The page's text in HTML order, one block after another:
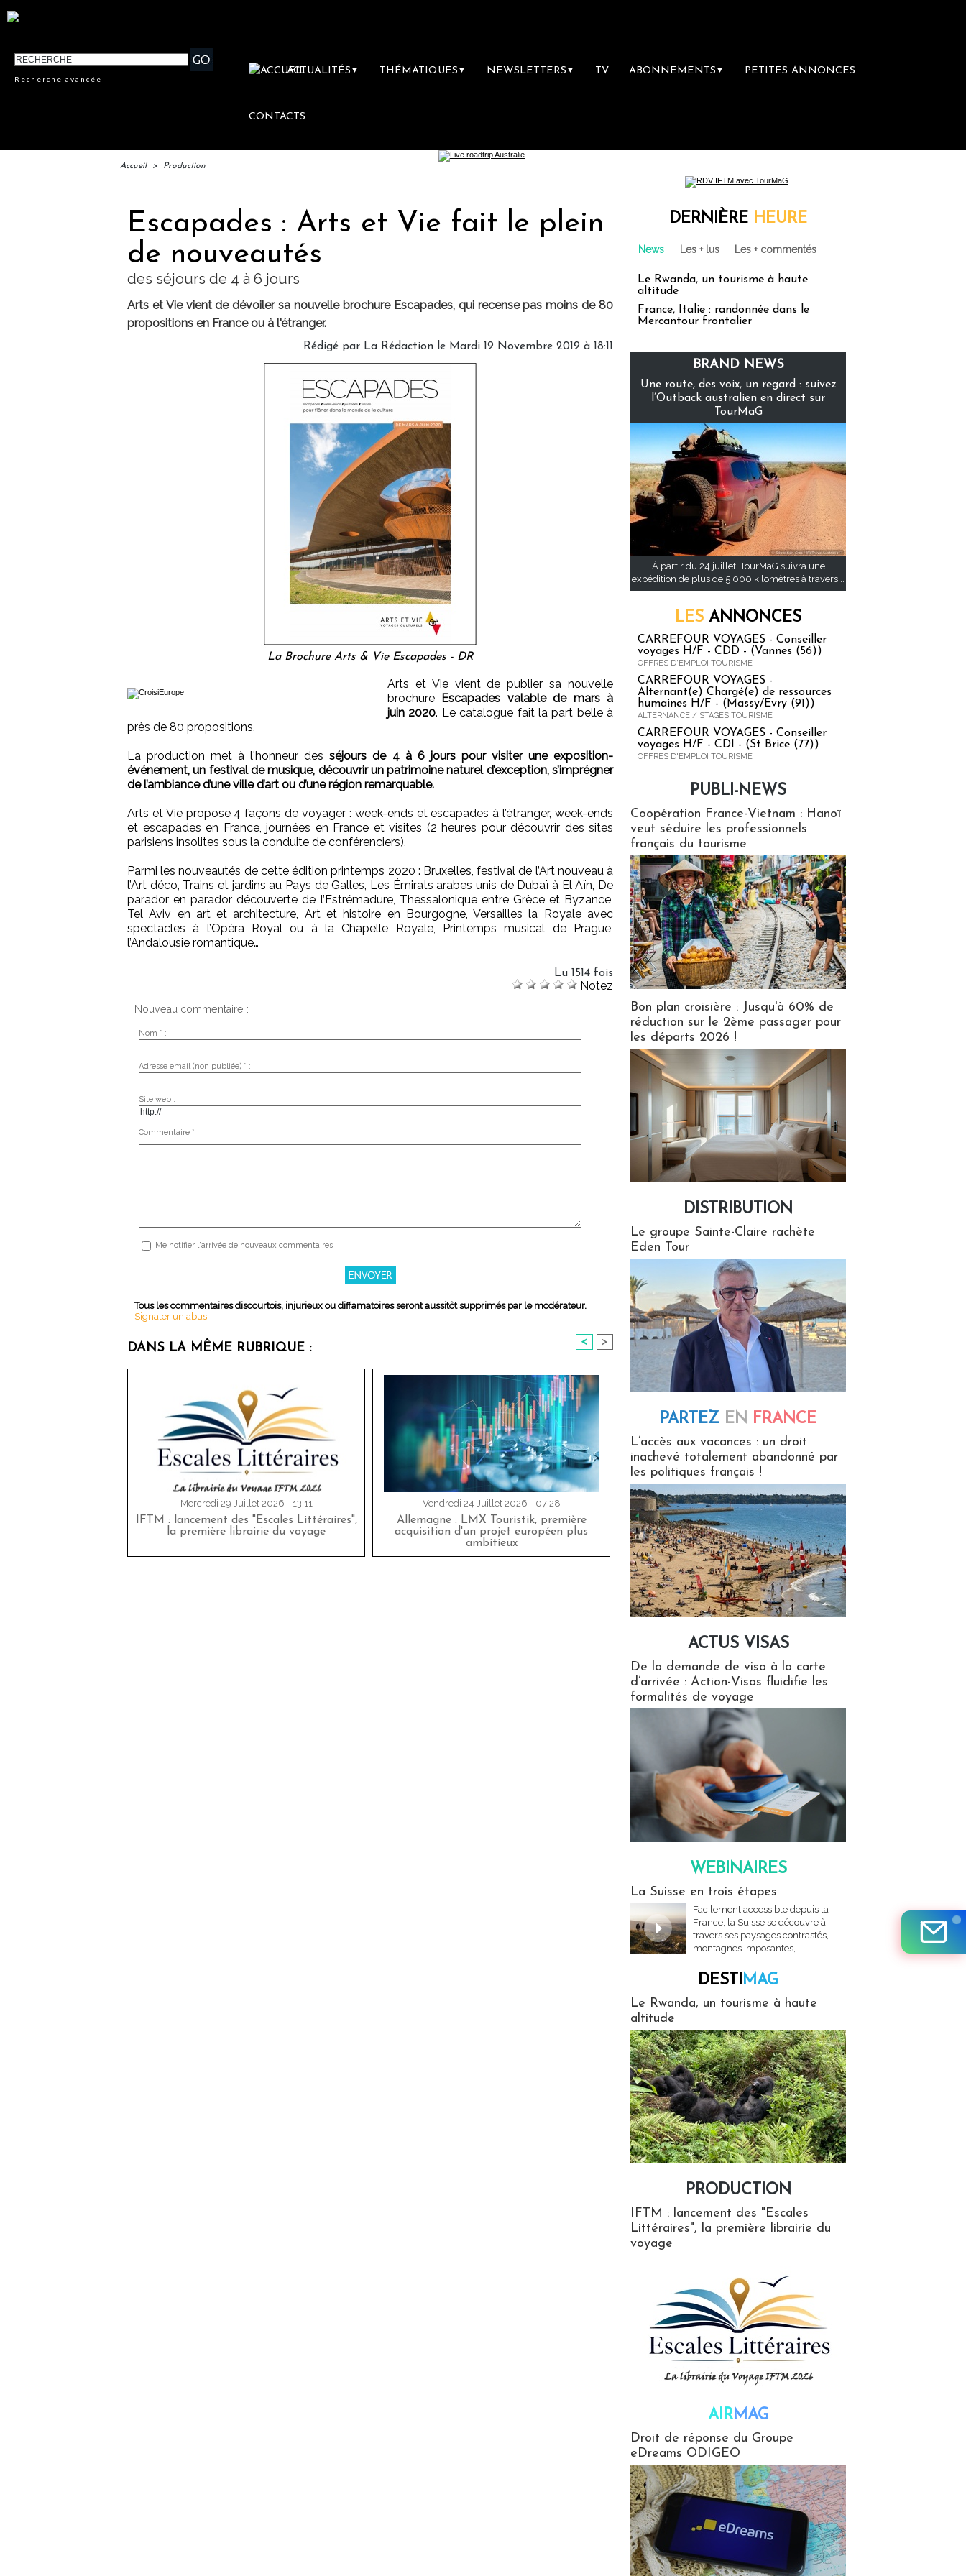
Recherche avancée
ACTUALITÉS ▼ THÉMATIQUES ▼ NEWSLETTERS ▼ TV ABONNEMENTS ▼ PETITES ANNONCES
CONTACTS
Accueil > Production
Escapades : Arts et Vie fait le plein
de nouveautés
des séjours de 4 à 6 jours
Arts et Vie vient de dévoiler sa nouvelle brochure Escapades, qui recense pas moins de 80
propositions en France ou à l'étranger.
Rédigé par La Rédaction le Mardi 19 Novembre 2019 à 18:11
La Brochure Arts & Vie Escapades - DR
Arts et Vie vient de publier sa nouvelle
brochure Escapades valable de mars à
juin 2020. Le catalogue fait la part belle à
près de 80 propositions.
La production met à l'honneur desséjours de 4 à 6 jours pour visiter une exposition-
événement, un festival de musique, découvrir un patrimoine naturel d’exception, s’imprégner
de l’ambiance d’une ville d’art ou d’une région remarquable.
Arts et Vie propose 4 façons de voyager : week-ends et escapades à l’étranger, week-ends
et escapades en France, journées en France et visites (2 heures pour découvrir des sites
parisiens insolites sous la conduite de conférenciers).
Parmi les nouveautés de cette édition printemps 2020 : Bruxelles, festival de l’Art nouveau à
l’Art déco, Trains et jardins au Pays de Galles, Les Émirats arabes unis de Dubaï à El Aïn, De
parador en parador découverte de l’Estrémadure, Thessalonique entre Grèce et Byzance,
Tel Aviv en art et architecture, Art et histoire en Bourgogne, Versailles la Royale avec
spectacles à l’Opéra Royal ou à la Chapelle Royale, Printemps musical de Prague,
l’Andalousie romantique…
Lu 1514 fois
Notez
Nouveau commentaire :
Nom * :
Adresse email (non publiée) * :
Site web :
Commentaire * :
Me notifier l'arrivée de nouveaux commentaires
Tous les commentaires discourtois, injurieux ou diffamatoires seront aussitôt supprimés par le modérateur.
Signaler un abus
DANS LA MÊME RUBRIQUE : < >
Mercredi 29 Juillet 2026 - 13:11
IFTM : lancement des "Escales Littéraires",
la première librairie du voyage
Vendredi 24 Juillet 2026 - 07:28
Allemagne : LMX Touristik, première
acquisition d'un projet européen plus
ambitieux
DERNIÈRE HEURE
News Les + lus Les + commentés
Le Rwanda, un tourisme à haute
altitude
France, Italie : randonnée dans le
Mercantour frontalier
BRAND NEWS
Une route, des voix, un regard : suivez
l’Outback australien en direct sur
TourMaG
À partir du 24 juillet, TourMaG suivra une
expédition de plus de 5 000 kilomètres à travers...
LES ANNONCES
CARREFOUR VOYAGES - Conseiller
voyages H/F - CDD - (Vannes (56))
OFFRES D'EMPLOI TOURISME
CARREFOUR VOYAGES -
Alternant(e) Chargé(e) de ressources
humaines H/F - (Massy/Evry (91))
ALTERNANCE / STAGES TOURISME
CARREFOUR VOYAGES - Conseiller
voyages H/F - CDI - (St Brice (77))
OFFRES D'EMPLOI TOURISME
PUBLI-NEWS
Coopération France-Vietnam : Hanoï
veut séduire les professionnels
français du tourisme
Bon plan croisière : Jusqu'à 60% de
réduction sur le 2ème passager pour
les départs 2026 !
DISTRIBUTION
Le groupe Sainte-Claire rachète
Eden Tour
PARTEZ EN FRANCE
L’accès aux vacances : un droit
inachevé totalement abandonné par
les politiques français !
ACTUS VISAS
De la demande de visa à la carte
d’arrivée : Action-Visas fluidifie les
formalités de voyage
WEBINAIRES
La Suisse en trois étapes
Facilement accessible depuis la
France, la Suisse se découvre à
travers ses paysages contrastés,
montagnes imposantes,...
DESTIMAG
Le Rwanda, un tourisme à haute
altitude
PRODUCTION
IFTM : lancement des "Escales
Littéraires", la première librairie du
voyage
AIRMAG
Droit de réponse du Groupe
eDreams ODIGEO